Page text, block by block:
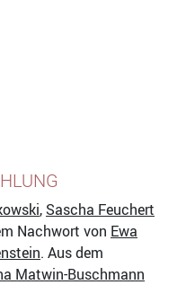
, Sascha Feuchert
Nachwort von Ewa
. Aus dem
Matwin-Buschmann